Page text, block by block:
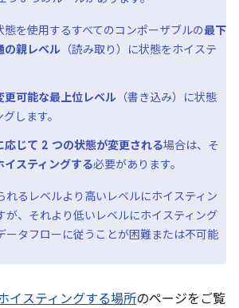
を使用するすべてのコンポーザブルの最下
の親レベル （読み取り）に状態をホイステ
更可能な最上位レベル （書き込み）に状態
します。
応じて 2 つの状態が変更される場合は、そ
イスティングする必要があります。
れるレベルより高いレベルにホイスティン
が、それより低いレベルにホイスティング
ータフローに従うことが困難または不可能
イスティングする場所のページをご覧